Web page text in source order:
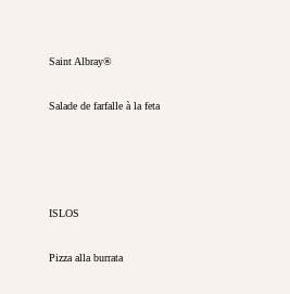
Saint Albray®
Salade de farfalle à la feta
ISLOS
Pizza alla burrata